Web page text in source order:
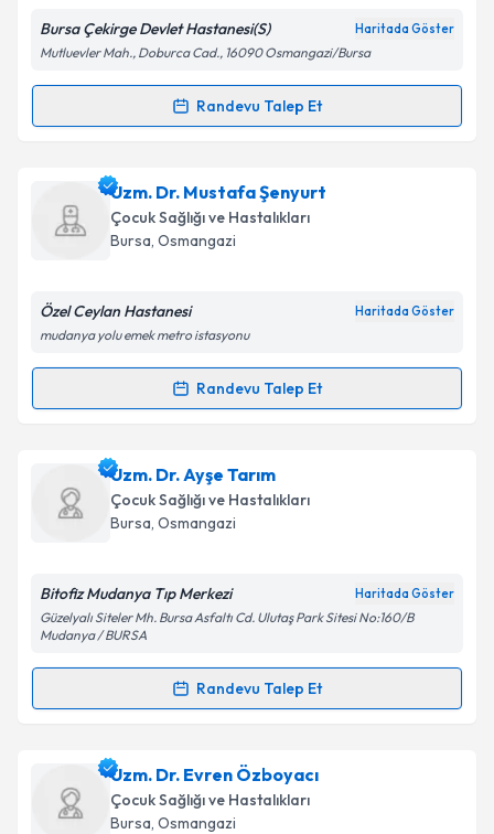
Kişisel verilerimin işlenmesine ilişkinAydınlatma
kapsamda işlenmesini kabul ediyorum.
Bursa Çekirge Devlet Hastanesi(S) Haritada Göster
Mutluevler Mah., Doburca Cad., 16090 Osmangazi/Bursa
Randevu Talep Et
Randevu Takvimi Talebi
Uzm. Dr. Gülşah Toprak için randevu takvimi talebi
oluşturun. Size bu uzmandan randevu almanız için bir
takvim hazırlandığında e-posta ile bilgilendireceğiz.
Kişisel verilerimin işlenmesine ilişkin
Metni'ni okudum ve kişisel verilerimin belirtilen
Takvim Talebini Gönder
Uzm. Dr. Mustafa Şenyurt
Çocuk Sağlığı ve Hastalıkları
Bursa, Osmangazi
Özel Ceylan Hastanesi Haritada Göster
mudanya yolu emek metro istasyonu
Randevu Talep Et
Randevu Takvimi Talebi
Uzm. Dr. Mustafa Şenyurtiçin randevu takvimi
talebi oluşturun. Size bu uzmandan randevu almanız
için bir takvim hazırlandığında e-posta ile
Kişisel verilerimin işlenmesine ilişkin
Metni'ni okudum ve kişisel verilerimin belirtilen
Takvim Talebini Gönder
Uzm. Dr. Ayşe Tarım
Çocuk Sağlığı ve Hastalıkları
Bursa, Osmangazi
Bitofiz Mudanya Tıp Merkezi Haritada Göster
Güzelyalı Siteler Mh. Bursa Asfaltı Cd. Ulutaş Park Sitesi No:160/B
Mudanya / BURSA
Randevu Talep Et
Randevu Takvimi Talebi
Uzm. Dr. Ayşe Tarımiçin randevu takvimi talebi
oluşturun. Size bu uzmandan randevu almanız için bir
takvim hazırlandığında e-posta ile bilgilendireceğiz.
Uzm. Dr. Evren Özboyacı
Çocuk Sağlığı ve Hastalıkları
Bursa, Osmangazi